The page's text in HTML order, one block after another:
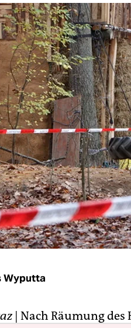
Wyputta
| Nach Räumung des